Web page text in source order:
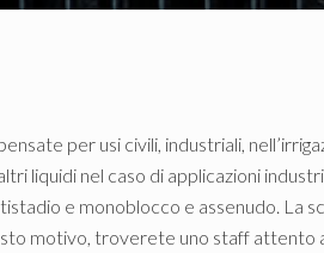
per usi civili, industriali,
liquidi nel caso di applicazioni
e monoblocco e assenudo. La
motivo, troverete uno staff attento